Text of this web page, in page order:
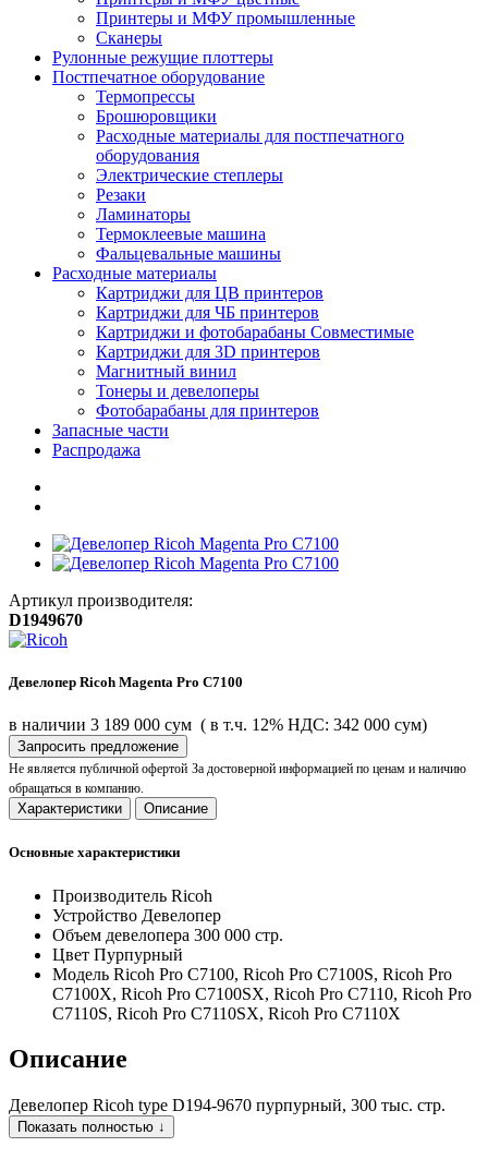
Принтеры и МФУ промышленные
Сканеры
Рулонные режущие плоттеры
Постпечатное оборудование
Термопрессы
Брошюровщики
Расходные материалы для постпечатного
оборудования
Электрические степлеры
Резаки
Ламинаторы
Термоклеевые машина
Фальцевальные машины
Расходные материалы
Картриджи для ЦВ принтеров
Картриджи для ЧБ принтеров
Картриджи и фотобарабаны Совместимые
Картриджи для 3D принтеров
Магнитный винил
Тонеры и девелоперы
Фотобарабаны для принтеров
Запасные части
Распродажа
Артикул производителя:
D1949670
Девелопер Ricoh Magenta Pro C7100
в наличии 3 189 000 сум ( в т.ч. 12% НДС: 342 000 сум)
Запросить предложение
Не является публичной офертой За достоверной информацией по ценам и наличию
обращаться в компанию.
Характеристики Описание
Основные характеристики
Производитель Ricoh
Устройство Девелопер
Объем девелопера 300 000 стр.
Цвет Пурпурный
Модель Ricoh Pro C7100, Ricoh Pro C7100S, Ricoh Pro
C7100X, Ricoh Pro C7100SX, Ricoh Pro C7110, Ricoh Pro
C7110S, Ricoh Pro C7110SX, Ricoh Pro C7110X
Описание
Девелопер Ricoh type D194-9670 пурпурный, 300 тыс. стр.
Показать полностью ↓